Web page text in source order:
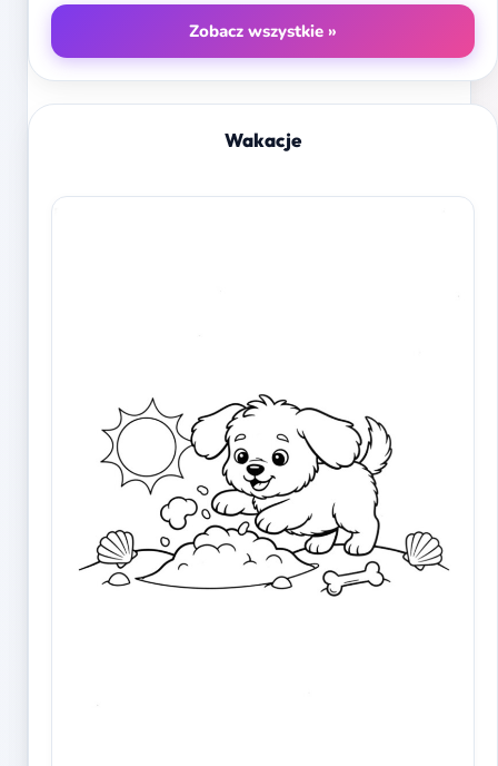
Zobacz wszystkie »
Wakacje